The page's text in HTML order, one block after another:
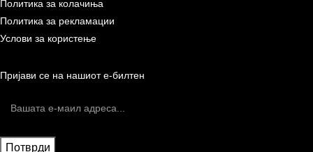
Политика за колачиња
Политика за рекламации
Услови за користење
Пријави се на нашиот е-билтен